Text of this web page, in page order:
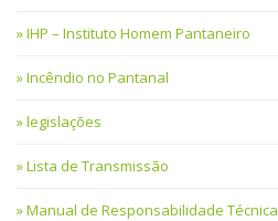
IHP – Instituto Homem Pantaneiro
Incêndio no Pantanal
legislações
Lista de Transmissão
Manual de Responsabilidade Técnica